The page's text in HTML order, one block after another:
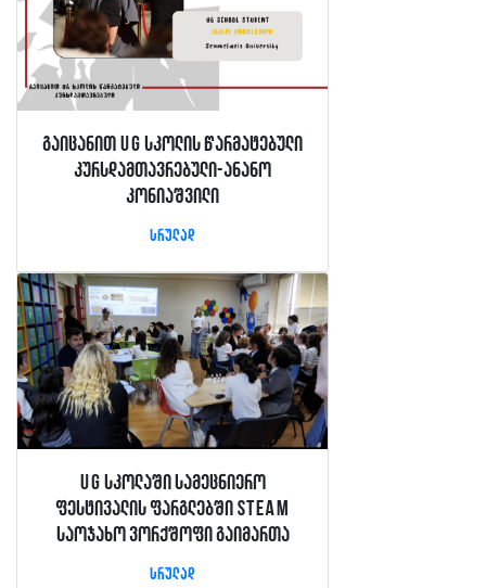
გაიცანით UG სკოლის წარმატებული
კურსდამთავრებული-ანანო
კონიაშვილი
სრულად
UG სკოლაში სამეცნიერო
ფესტივალის ფარგლებში STEAM
საოჯახო ვორქშოფი გაიმართა
სრულად